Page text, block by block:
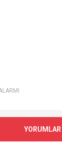
YORUMLAR